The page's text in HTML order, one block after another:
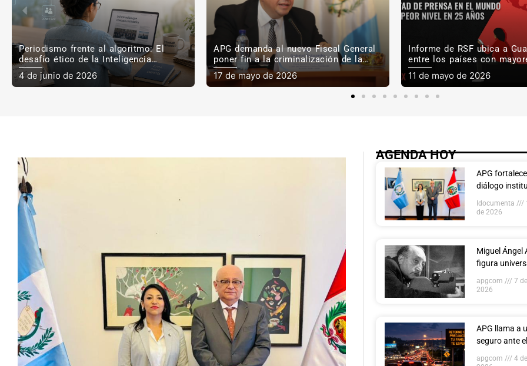
APG demanda al nuevo Fiscal General
poner fin a la criminalización de la
prensa en Guatemala
17 de mayo de 2026
Informe de RSF ubica a Guatemala
entre los países con mayores desafíos
para la prensa
11 de mayo de 2026
APG reunirá a reconocidos
en conversatorio “Tinta
libertad de prensa en
o realidad?”
7 de mayo de 2026
AGENDA HOY
APG fortalece
diálogo
República del
Idocumenta
de 2026
Miguel Ángel
figura
apgcom
7
2026
APG llama a
seguro ante
apgcom
4